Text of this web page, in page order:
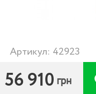
Артикул: 42923
56 910 грн